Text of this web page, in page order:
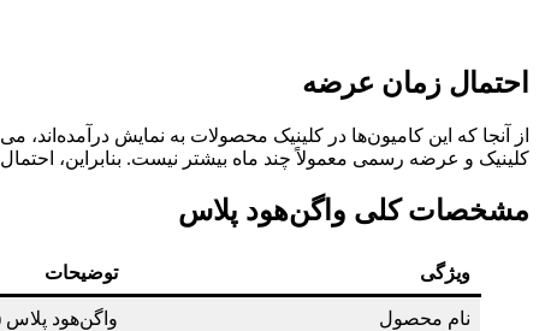
احتمال زمان عرضه
از آنجا که این کامیون‌ها در کلینیک محصولات به نمایش درآمده‌اند،
کلینیک و عرضه رسمی معمولاً چند ماه بیشتر نیست. بنابراین، احتمال عرضه رسمی این
مشخصات کلی واگن‌هود پلاس
ویژگی توضیحات
نام محصول واگن‌هود